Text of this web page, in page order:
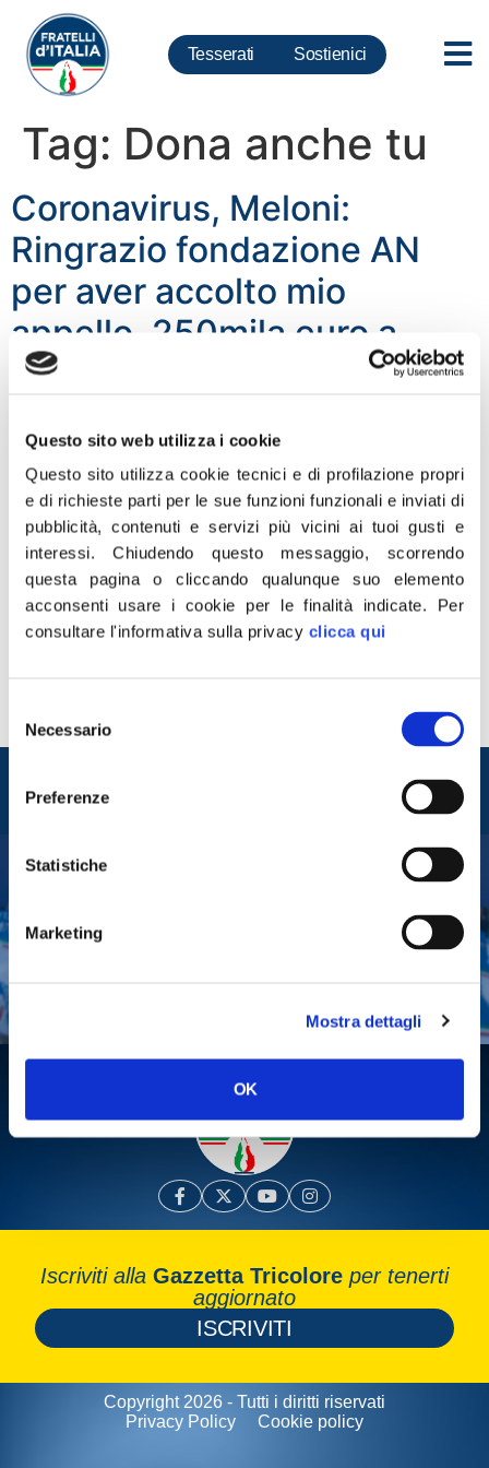
Questo sito web utilizza i cookie
Questo sito utilizza cookie tecnici e di profilazione propri
e di richieste parti per le sue funzioni funzionali e inviati di
pubblicità, contenuti e servizi più vicini ai tuoi gusti e
interessi.Chiudendo questo messaggio, scorrendo
questa pagina o cliccando qualunque suo elemento
acconsenti usare i cookie per le finalità indicate. Per
consultare l'informativa sulla privacy clicca qui
delNecessario
Preferenze
Statistiche
Marketing
Mostra dettagli
OK
Tesserati Sostienici
Tag: Dona anche tu
Coronavirus, Meloni:
Ringrazio fondazione AN
per aver accolto mio
appello. 250mila euro a
forze dell’ordine per
contagio
«Dopo i primi 500mila euro destinati all’Ospedale di
Bergamo, ringrazio la Fondazione Alleanza Nazionale e
il Secolo d’Italia per aver accolto il mio appello
destinando 250mila della raccolta fondi a cui Fratelli
d’Italia ha aderito attivamente, all’acquisto di
emergenza. Un […]
Iscriviti alla Gazzetta Tricolore per tenerti
aggiornato
ISCRIVITI
Copyright 2026 - Tutti i diritti riservati
Privacy Policy
Cookie policy